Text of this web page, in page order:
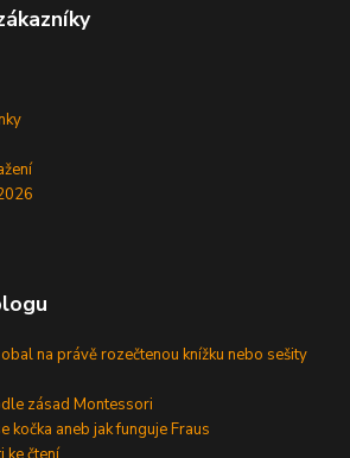
na právě rozečtenou knížku nebo sešity
zásad Montessori
kočka aneb jak funguje Fraus